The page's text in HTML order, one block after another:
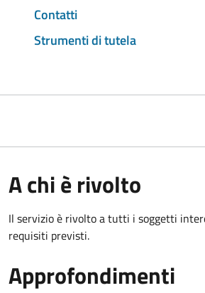
Contatti
Strumenti di tutela
A chi è rivolto
Il servizio è rivolto a tutti i soggetti
requisiti previsti.
Approfondimenti